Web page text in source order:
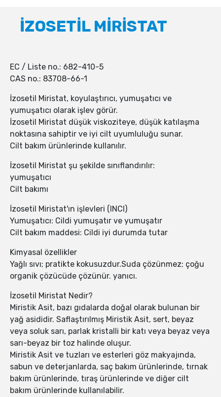
İZOSETİL MİRİSTAT
EC / Liste no.: 682-410-5
CAS no.: 83708-66-1
İzosetil Miristat, koyulaştırıcı, yumuşatıcı ve
yumuşatıcı olarak işlev görür.
İzosetil Miristat düşük viskoziteye, düşük katılaşma
noktasına sahiptir ve iyi cilt uyumluluğu sunar.
Cilt bakım ürünlerinde kullanılır.
İzosetil Miristat şu şekilde sınıflandırılır:
yumuşatıcı
Cilt bakımı
İzosetil Miristat'ın işlevleri (INCI)
Yumuşatıcı: Cildi yumuşatır ve yumuşatır
Cilt bakım maddesi: Cildi iyi durumda tutar
Kimyasal özellikler
Yağlı sıvı; pratikte kokusuzdur.Suda çözünmez; çoğu
organik çözücüde çözünür. yanıcı.
İzosetil Miristat Nedir?
Miristik Asit, bazı gıdalarda doğal olarak bulunan bir
yağ asididir. Saflaştırılmış Miristik Asit, sert, beyaz
veya soluk sarı, parlak kristalli bir katı veya beyaz veya
sarı-beyaz bir toz halinde oluşur.
Miristik Asit ve tuzları ve esterleri göz makyajında,
sabun ve deterjanlarda, saç bakım ürünlerinde, tırnak
bakım ürünlerinde, tıraş ürünlerinde ve diğer cilt
bakım ürünlerinde kullanılabilir.